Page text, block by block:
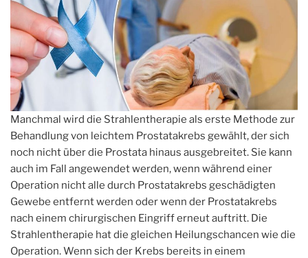
Manchmal wird die Strahlentherapie als erste Methode zur
Behandlung von leichtem Prostatakrebs gewählt, der sich
noch nicht über die Prostata hinaus ausgebreitet. Sie kann
auch im Fall angewendet werden, wenn während einer
Operation nicht alle durch Prostatakrebs geschädigten
Gewebe entfernt werden oder wenn der Prostatakrebs
nach einem chirurgischen Eingriff erneut auftritt. Die
Strahlentherapie hat die gleichen Heilungschancen wie die
Operation. Wenn sich der Krebs bereits in einem